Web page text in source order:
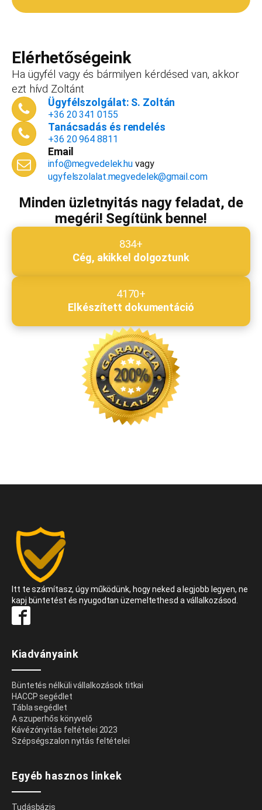
vállalkozást, ezt az összeget le tudjuk vonni a
dokumentációk, engedélyek árából így végül
is, ha nyitsz valamit, a konzultáció díjmentes.
Telefonszám
Email cím*
Megjegyzés*
Elérhetőségeink
Ha ügyfél vagy és bármilyen kérdésed van, akkor
ezt hívd Zoltánt
Ügyfélszolgálat: S. Zoltán
+36 20 341 0155
Tanácsadás és rendelés
+36 20 964 8811
Email
info@megvedelek.hu vagy
ugyfelszolalat.megvedelek@gmail.com
Minden üzletnyitás nagy feladat, de
megéri! Segítünk benne!
834+
Cég, akikkel dolgoztunk
4170+
Elkészített dokumentáció
Itt te számítasz, úgy működünk, hogy neked a legjobb legyen, ne
kapj büntetést és nyugodtan üzemeltethesd a vállalkozásod.
Kiadványaink
Büntetés nélküli vállalkozások titkai
HACCP segédlet
Tábla segédlet
A szuperhős könyvelő
Kávézónyitás feltételei 2023
Szépségszalon nyitás feltételei
Egyéb hasznos linkek
Tudásbázis